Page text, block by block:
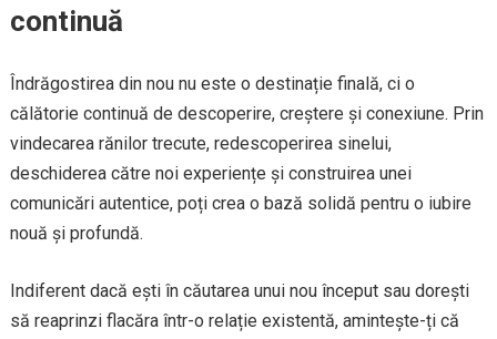
continuă
Îndrăgostirea din nou nu este o destinație finală, ci o
călătorie continuă de descoperire, creștere și conexiune. Prin
vindecarea rănilor trecute, redescoperirea sinelui,
deschiderea către noi experiențe și construirea unei
comunicări autentice, poți crea o bază solidă pentru o iubire
nouă și profundă.
Indiferent dacă ești în căutarea unui nou început sau dorești
să reaprinzi flacăra într-o relație existentă, amintește-ți că